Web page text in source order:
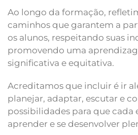
Ao longo da formação,
caminhos que garantem a
os alunos, respeitando suas
promovendo uma
significativa e equitativa.
Acreditamos que incluir é ir
planejar, adaptar, escutar e
possibilidades para que cada
aprender e se desenvolver